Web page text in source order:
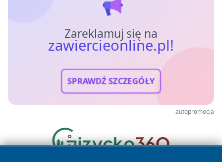
Zareklamuj się na
zawiercieonline.pl!
SPRAWDŹ SZCZEGÓŁY
autopromocja